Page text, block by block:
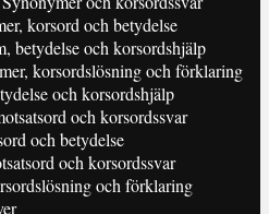
korsord och betydelse
betydelse och korsordshjälp
korsordslösning och förklaring
och korsordshjälp
och korsordssvar
och betydelse
och korsordssvar
och förklaring